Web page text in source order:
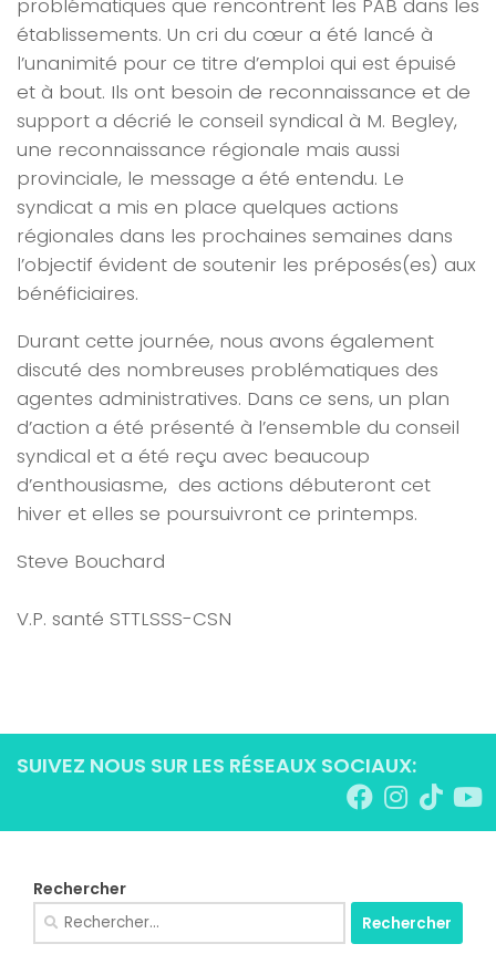
problématiques que rencontrent les PAB dans les
établissements. Un cri du cœur a été lancé à
l’unanimité pour ce titre d’emploi qui est épuisé
et à bout. Ils ont besoin de reconnaissance et de
support a décrié le conseil syndical à M. Begley,
une reconnaissance régionale mais aussi
provinciale, le message a été entendu. Le
syndicat a mis en place quelques actions
régionales dans les prochaines semaines dans
l’objectif évident de soutenir les préposés(es) aux
bénéficiaires.
Durant cette journée, nous avons également
discuté des nombreuses problématiques des
agentes administratives. Dans ce sens, un plan
d’action a été présenté à l’ensemble du conseil
syndical et a été reçu avec beaucoup
d’enthousiasme, des actions débuteront cet
hiver et elles se poursuivront ce printemps.
Steve Bouchard
V.P. santé STTLSSS-CSN
SUIVEZ NOUS SUR LES RÉSEAUX SOCIAUX:
Rechercher
Rechercher :